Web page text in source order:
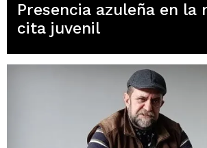
Presencia azuleña en la
cita juvenil